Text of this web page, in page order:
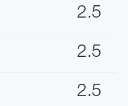
2.5
2.5
2.5